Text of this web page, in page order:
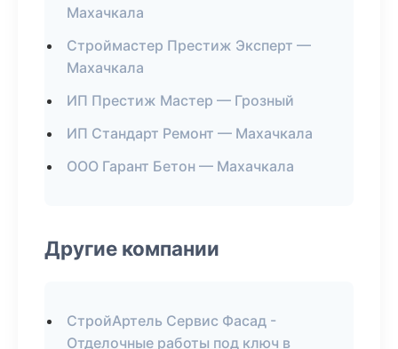
Махачкала
Строймастер Престиж Эксперт —
Махачкала
ИП Престиж Мастер — Грозный
ИП Стандарт Ремонт — Махачкала
ООО Гарант Бетон — Махачкала
Другие компании
СтройАртель Сервис Фасад -
Отделочные работы под ключ в